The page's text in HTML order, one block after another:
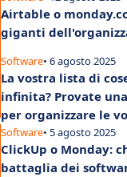
Airtable o
giganti
Software• 6 agosto 2025
La vostra lista di
infinita? Provate
per organizzare le
Software• 5 agosto 2025
ClickUp o Monday:
battaglia dei